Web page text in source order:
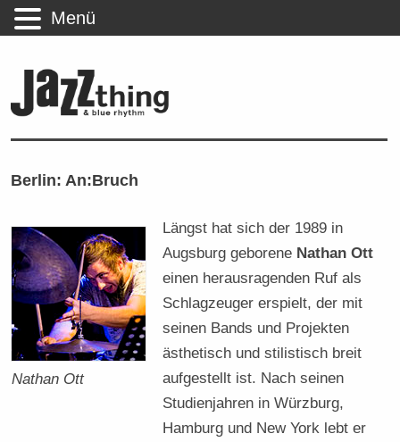
Berlin: An:Bruch
Nathan Ott
Längst hat sich der 1989 in
Augsburg geborene Nathan Ott
einen herausragenden Ruf als
Schlagzeuger erspielt, der mit
seinen Bands und Projekten
ästhetisch und stilistisch breit
aufgestellt ist. Nach seinen
Studienjahren in Würzburg,
Hamburg und New York lebt er
Menü